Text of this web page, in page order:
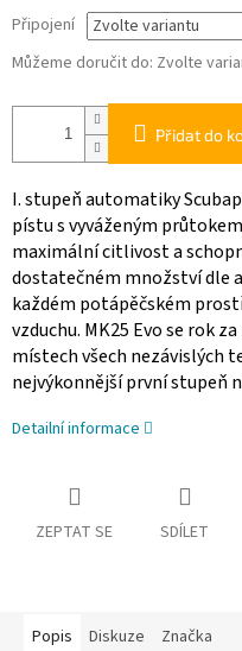
Připojení
Můžeme doručit do: Zvolte
Přidat do
I. stupeň automatiky
pístu s vyváženým
maximální citlivost a
dostatečném množství dle
každém potápěčském
vzduchu. MK25 Evo se rok
místech všech nezávislých
nejvýkonnější první stupeň
Detailní informace
ZEPTAT SE SDÍLET
Popis Diskuze Značka